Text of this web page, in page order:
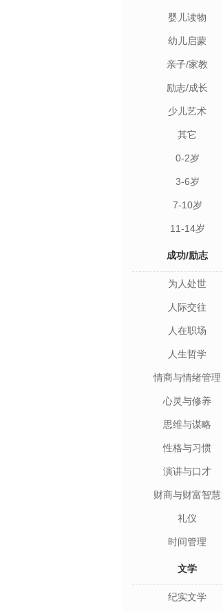
婴儿读物
幼儿启蒙
亲子/家教
励志/成长
少儿艺术
其它
0-2岁
3-6岁
7-10岁
11-14岁
成功/励志
为人处世
人际交往
人在职场
人生哲学
情商与情绪管理
心灵与修养
思维与谋略
性格与习惯
演讲与口才
财商与财富智慧
礼仪
时间管理
文学
纪实文学